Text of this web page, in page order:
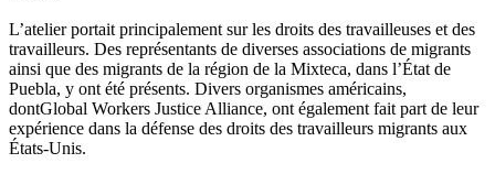
L’atelier portait principalement surles droits des travailleuses et des
travailleurs. Des représentants de diverses associations de migrants
ainsi que des migrants de la région de la Mixteca, dans l’État de
Puebla, y ont été présents. Divers organismes américains,
dontGlobal Workers Justice Alliance, ont également fait part de leur
expérience dans la défense des droits des travailleurs migrants aux
États-Unis.